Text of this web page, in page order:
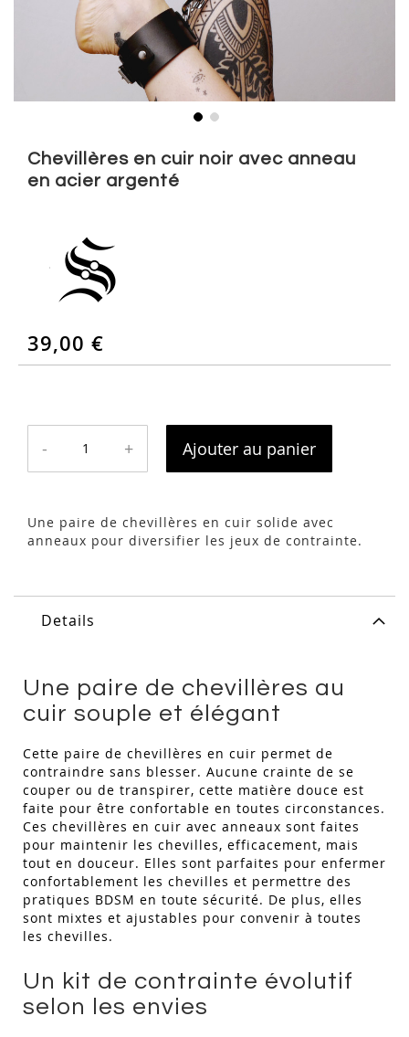
the
beginning
gallery
Chevillères en cuir noir avec anneau
en acier argenté
39,00 €
- + Ajouter au panier
Une paire de chevillères en cuir solide avec
anneaux pour diversifier les jeux de contrainte.
Details
Une paire de chevillères au
cuir souple et élégant
Cette paire de chevillères en cuir permet de
contraindre sans blesser. Aucune crainte de se
couper ou de transpirer, cette matière douce est
faite pour être confortable en toutes circonstances.
Ces chevillères en cuir avec anneaux sont faites
pour maintenir les chevilles, efficacement, mais
tout en douceur. Elles sont parfaites pour enfermer
confortablement les chevilles et permettre des
pratiques BDSM en toute sécurité. De plus, elles
sont mixtes et ajustables pour convenir à toutes
les chevilles.
Un kit de contrainte évolutif
selon les envies